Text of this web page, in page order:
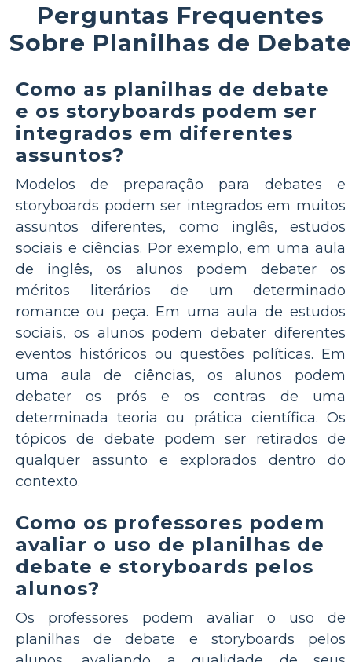
Perguntas Frequentes
Sobre Planilhas de Debate
Como as planilhas de debate
e os storyboards podem ser
integrados em diferentes
assuntos?
Modelos de preparação para debates e
storyboards podem ser integrados em muitos
assuntos diferentes, como inglês, estudos
sociais e ciências. Por exemplo, em uma aula
de inglês, os alunos podem debater os
méritos literários de um determinado
romance ou peça. Em uma aula de estudos
sociais, os alunos podem debater diferentes
eventos históricos ou questões políticas. Em
uma aula de ciências, os alunos podem
debater os prós e os contras de uma
determinada teoria ou prática científica. Os
tópicos de debate podem ser retirados de
qualquer assunto e explorados dentro do
contexto.
Como os professores podem
avaliar o uso de planilhas de
debate e storyboards pelos
alunos?
Os professores podem avaliar o uso de
planilhas de debate e storyboards pelos